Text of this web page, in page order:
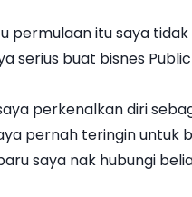
permulaan itu saya
serius buat bisnes
perkenalkan diri
pernah teringin
saya nak hubungi